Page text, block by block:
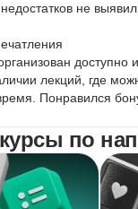
не выявил
лекций, где
Понравился
по